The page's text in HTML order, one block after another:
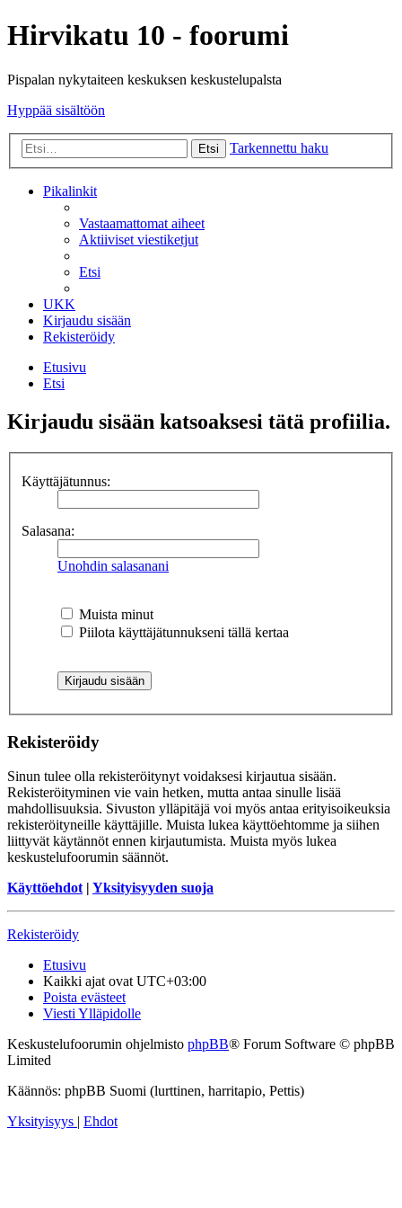
Hirvikatu 10 - foorumi
Pispalan nykytaiteen keskuksen keskustelupalsta
Hyppää sisältöön
Etsi Tarkennettu haku
Pikalinkit
Vastaamattomat aiheet
Aktiiviset viestiketjut
Etsi
UKK
Kirjaudu sisään
Rekisteröidy
Etusivu
Etsi
Kirjaudu sisään katsoaksesi tätä profiilia.
Käyttäjätunnus:
Salasana:
Unohdin salasanani
Muista minut
Piilota käyttäjätunnukseni tällä kertaa
Rekisteröidy
Sinun tulee olla rekisteröitynyt voidaksesi kirjautua sisään.
Rekisteröityminen vie vain hetken, mutta antaa sinulle lisää
mahdollisuuksia. Sivuston ylläpitäjä voi myös antaa erityisoikeuksia
rekisteröityneille käyttäjille. Muista lukea käyttöehtomme ja siihen
liittyvät käytännöt ennen kirjautumista. Muista myös lukea
keskustelufoorumin säännöt.
Käyttöehdot | Yksityisyyden suoja
Rekisteröidy
Etusivu
Kaikki ajat ovat UTC+03:00
Poista evästeet
Viesti Ylläpidolle
Keskustelufoorumin ohjelmisto phpBB® Forum Software © phpBB
Limited
Käännös: phpBB Suomi (lurttinen, harritapio, Pettis)
Yksityisyys | Ehdot